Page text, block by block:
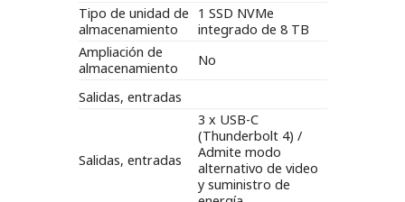
Tipo de unidad de
almacenamiento
1 SSD NVMe
integrado de 8 TB
Ampliación de
almacenamiento
No
Salidas, entradas
Salidas, entradas
3 x USB-C
(Thunderbolt 4) /
Admite modo
alternativo de video
y suministro de